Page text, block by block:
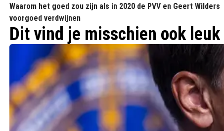
Waarom het goed zou zijn als in 2020 de PVV en Geert Wilders
voorgoed verdwijnen
Dit vind je misschien ook leuk